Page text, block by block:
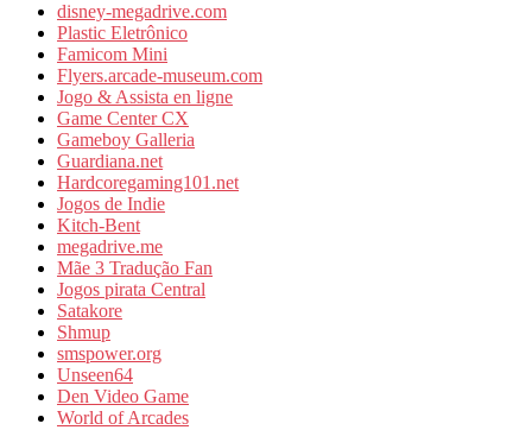
disney-megadrive.com
Plastic Eletrônico
Famicom Mini
Flyers.arcade-museum.com
Jogo & Assista en ligne
Game Center CX
Gameboy Galleria
Guardiana.net
Hardcoregaming101.net
Jogos de Indie
Kitch-Bent
megadrive.me
Mãe 3 Tradução Fan
Jogos pirata Central
Satakore
Shmup
smspower.org
Unseen64
Den Video Game
World of Arcades